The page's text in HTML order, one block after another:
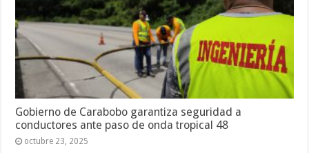
Gobierno de Carabobo garantiza seguridad a
conductores ante paso de onda tropical 48
octubre 23, 2025